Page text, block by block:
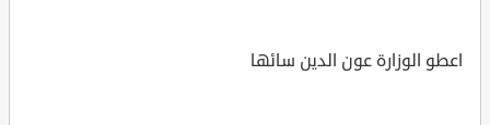
اعطو الوزارة عون الدين سائها